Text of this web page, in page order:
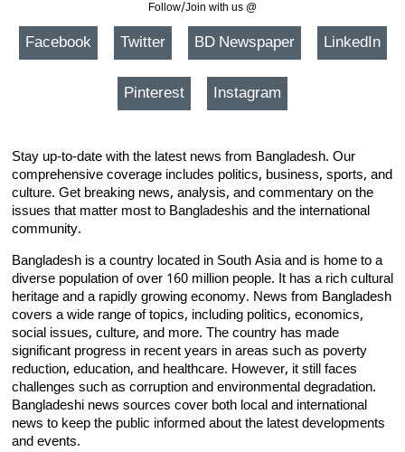
Follow/Join with us @
Facebook Twitter BD Newspaper LinkedIn
Pinterest Instagram
Stay up-to-date with the latest news from Bangladesh. Our
comprehensive coverage includes politics, business, sports, and
culture. Get breaking news, analysis, and commentary on the
issues that matter most to Bangladeshis and the international
community.
Bangladesh is a country located in South Asia and is home to a
diverse population of over 160 million people. It has a rich cultural
heritage and a rapidly growing economy. News from Bangladesh
covers a wide range of topics, including politics, economics,
social issues, culture, and more. The country has made
significant progress in recent years in areas such as poverty
reduction, education, and healthcare. However, it still faces
challenges such as corruption and environmental degradation.
Bangladeshi news sources cover both local and international
news to keep the public informed about the latest developments
and events.